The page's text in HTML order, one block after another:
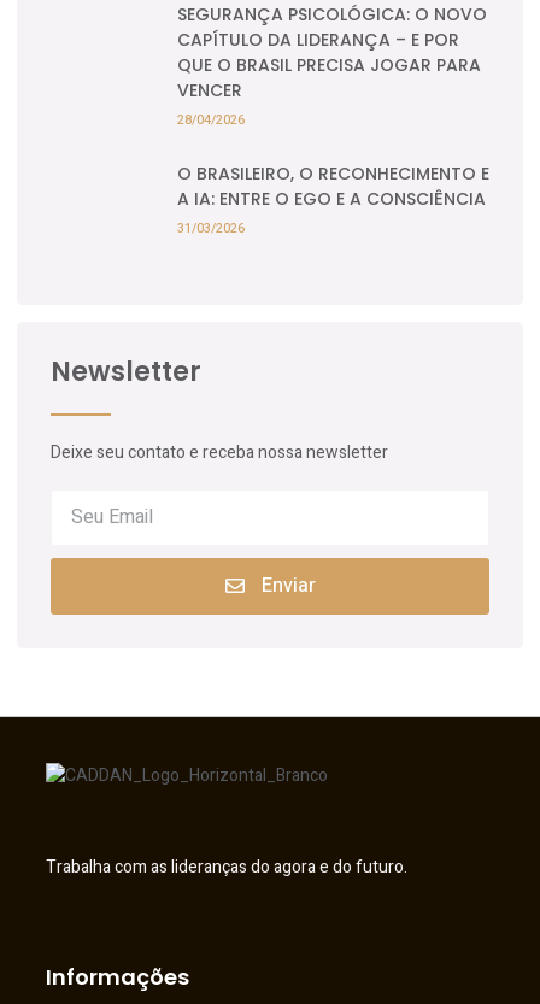
SEGURANÇA PSICOLÓGICA: O NOVO
CAPÍTULO DA LIDERANÇA – E POR
QUE O BRASIL PRECISA JOGAR PARA
VENCER
28/04/2026
O BRASILEIRO, O RECONHECIMENTO E
A IA: ENTRE O EGO E A CONSCIÊNCIA
31/03/2026
Newsletter
Deixe seu contato e receba nossa newsletter
Enviar
Trabalha com as lideranças do agora e do futuro.
Informações